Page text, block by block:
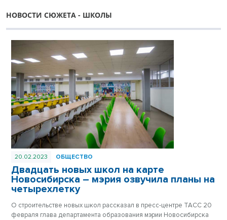
НОВОСТИ СЮЖЕТА - ШКОЛЫ
20.02.2023 ОБЩЕСТВО
Двадцать новых школ на карте
Новосибирска – мэрия озвучила планы на
четырехлетку
О строительстве новых школ рассказал в пресс-центре ТАСС 20
февраля глава департамента образования мэрии Новосибирска